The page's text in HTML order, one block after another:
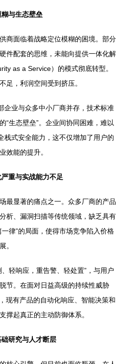
与生态壁垒
商面临着战略定位模糊的困境。部分
件配套的思维，未能向提供一体化解
as a Service）的模式彻底转型。
足，利润空间受到挤压。
企业与众多中小厂商并存，技术标准
“生态壁垒”。企业间协同困难，难以
栈式安全能力，这不仅增加了用户的
效能的提升。
重与实战能力不足
最显著的痛点之一。众多厂商的产品
析、漏洞扫描等传统领域，缺乏具有
律”的局面，使得市场竞争陷入价格
。
轻响应，重告警、轻处置”，与用户
节。在面对日益高级的持续性威胁
现有产品的自动化响应、智能决策和
撑起真正的主动防御体系。
研究与人才断层